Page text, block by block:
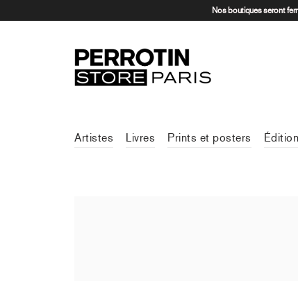
Nos boutiques seront
Artistes Livres Prints et posters